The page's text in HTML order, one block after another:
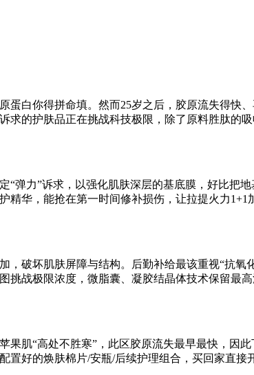
白你得拼命填。然而25岁之后，胶原流失得快
的护肤品正在挑战科技极限，除了原料胜肽的
弹力”诉求，以强化肌肤深层的基底膜，好比把
华，能抢在第一时间修补损伤，让拉提火力
破坏肌肤屏障与结构。后勤补给最该重视“抗氧
战极限浓度，微脂囊、凝胶结晶体技术保留最
肌“高处不胜寒”，此区胶原流失最早最快，因
好的焕肤棉片/安瓶/后续护理组合，买回家直接